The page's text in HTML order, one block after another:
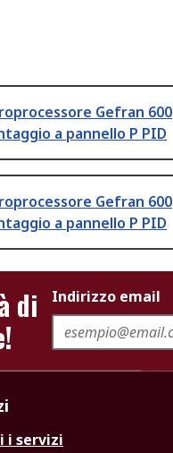
Gefran 600
a pannello P PID
Gefran 600
a pannello P PID
di
Indirizzo email
i servizi